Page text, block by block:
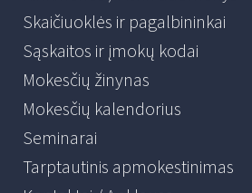
Skaičiuoklės ir pagalbininkai
Sąskaitos ir įmokų kodai
Mokesčių žinynas
Mokesčių kalendorius
Seminarai
Tarptautinis apmokestinimas